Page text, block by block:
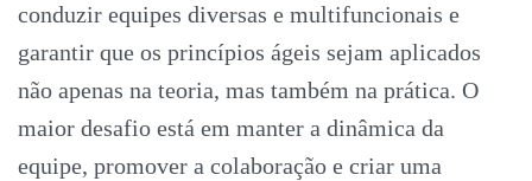
conduzir equipes diversas e multifuncionais e
garantir que os princípios ágeis sejam aplicados
não apenas na teoria, mas também na prática. O
maior desafio está em manter a dinâmica da
equipe, promover a colaboração e criar uma